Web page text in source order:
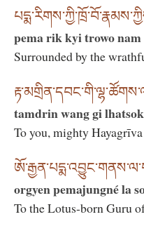
pema rik kyi trowo
Surrounded by the
tamdrin wang gi
To you, mighty
orgyen pemajungné la
To the Lotus-born Guru